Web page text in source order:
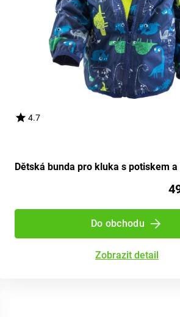
4.7
Do obchodu
Zobrazit detail